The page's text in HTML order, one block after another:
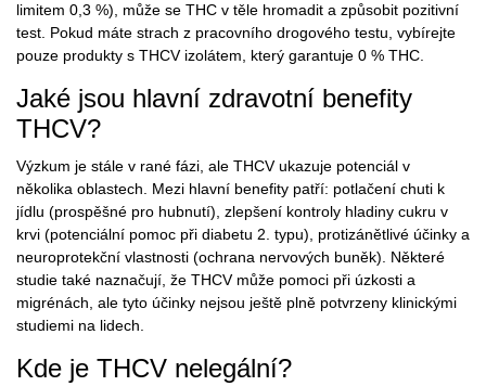
limitem 0,3 %), může se THC v těle hromadit a způsobit pozitivní
test. Pokud máte strach z pracovního drogového testu, vybírejte
pouze produkty s THCV izolátem, který garantuje 0 % THC.
Jaké jsou hlavní zdravotní benefity
THCV?
Výzkum je stále v rané fázi, ale THCV ukazuje potenciál v
několika oblastech. Mezi hlavní benefity patří: potlačení chuti k
jídlu (prospěšné pro hubnutí), zlepšení kontroly hladiny cukru v
krvi (potenciální pomoc při diabetu 2. typu), protizánětlivé účinky a
neuroprotekční vlastnosti (ochrana nervových buněk). Některé
studie také naznačují, že THCV může pomoci při úzkosti a
migrénách, ale tyto účinky nejsou ještě plně potvrzeny klinickými
studiemi na lidech.
Kde je THCV nelegální?